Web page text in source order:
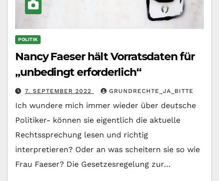
POLITIK
Nancy Faeser hält Vorratsdaten für
„unbedingt erforderlich“
7. SEPTEMBER 2022 GRUNDRECHTE_JA_BITTE
Ich wundere mich immer wieder über deutsche
Politiker- können sie eigentlich die aktuelle
Rechtssprechung lesen und richtig
interpretieren? Oder an was scheitern sie so wie
Frau Faeser? Die Gesetzesregelung zur…